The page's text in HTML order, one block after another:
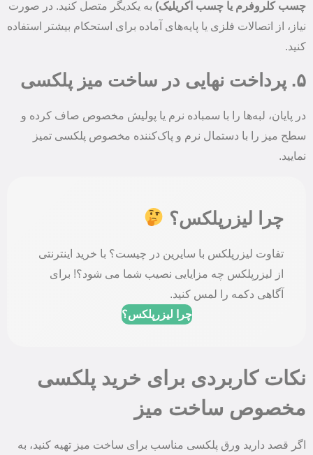
چسب کلروفرم یا چسب آکریلیک) به یکدیگر متصل کنید. در صورت
نیاز، از اتصالات فلزی یا پایه‌های آماده برای استحکام بیشتر استفاده
کنید.
۵. پرداخت نهایی در ساخت میز پلکسی
در پایان، لبه‌ها را با سمباده نرم یا پولیش مخصوص صاف کرده و
سطح میز را با دستمال نرم و پاک‌کننده مخصوص پلکسی تمیز
نمایید.
چرا لیزرپلکس؟
تفاوت لیزرپلکس با سایرین در چیست؟ با خرید اینترنتی
از لیزرپلکس چه مزایایی نصیب شما می شود؟! برای
آگاهی دکمه را لمس کنید.
چرا لیزرپلکس؟
نکات کاربردی برای خرید پلکسی
مخصوص ساخت میز
اگر قصد دارید ورق پلکسی مناسب برای ساخت میز تهیه کنید، به